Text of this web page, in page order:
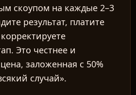
скоупом на каждые 2–3
результат, платите
Это честнее и
заложенная с 50%
случай».